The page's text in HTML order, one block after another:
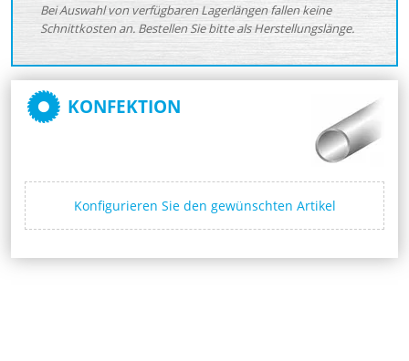
Bei Auswahl von verfügbaren Lagerlängen fallen keine
Schnittkosten an. Bestellen Sie bitte als Herstellungslänge.
KONFEKTION
Konfigurieren Sie den gewünschten Artikel